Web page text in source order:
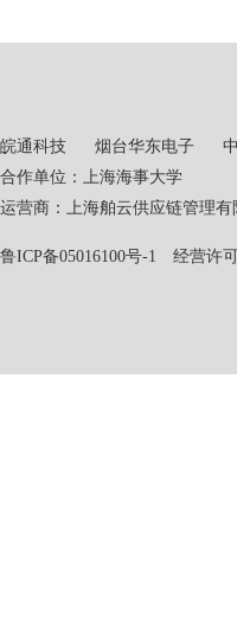
皖通科技 烟台华东电子
合作单位：上海海事大学
运营商：上海舶云供应链
鲁ICP备05016100号-1 经营许